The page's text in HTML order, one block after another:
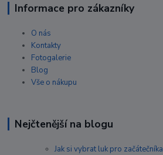
Informace pro zákazníky
O nás
Kontakty
Fotogalerie
Blog
Vše o nákupu
Nejčtenější na blogu
Jak si vybrat luk pro začátečníka